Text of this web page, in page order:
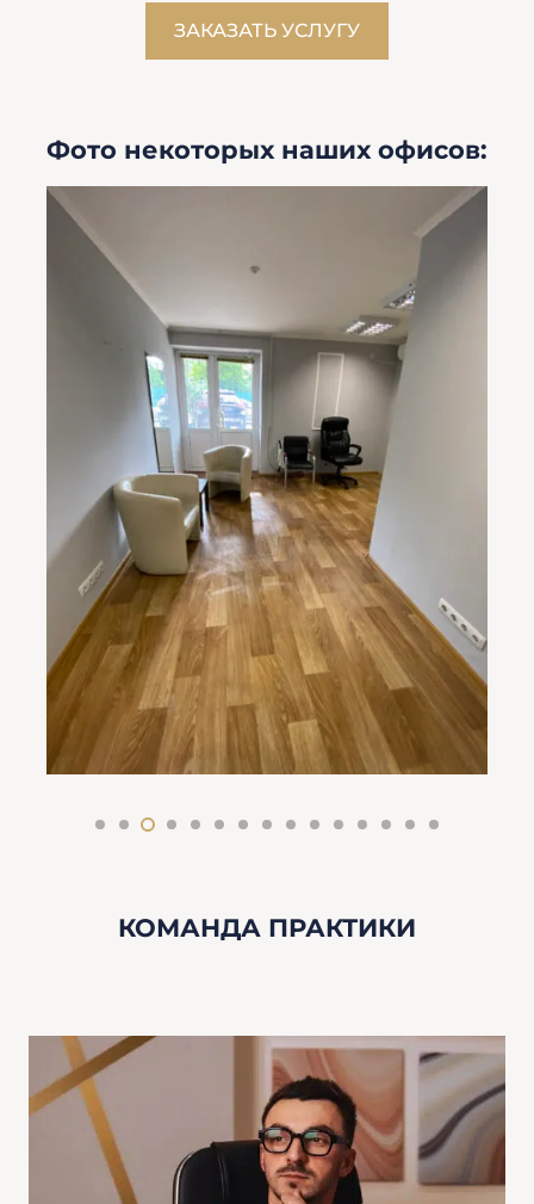
ЗАКАЗАТЬ УСЛУГУ
Фото некоторых наших офисов:
КОМАНДА ПРАКТИКИ